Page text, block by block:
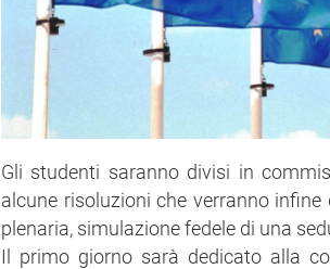
Gli studenti saranno divisi in
alcune risoluzioni che verranno
plenaria, simulazione fedele di una
Il primo giorno sarà dedicato alla